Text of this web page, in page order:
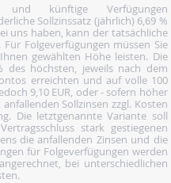
und künftige Verfügungen
Sollzinssatz (jährlich) 6,69 %
uns haben, kann der tatsächliche
Folgeverfügungen müssen Sie
gewählten Höhe leisten. Die
des höchsten, jeweils nach dem
erreichten und auf volle 100
9,10 EUR, oder - sofern höher
Sollzinsen zzgl. Kosten
Die letztgenannte Variante soll
stark gestiegenen
die anfallenden Zinsen und die
für Folgeverfügungen werden
bei unterschiedlichen